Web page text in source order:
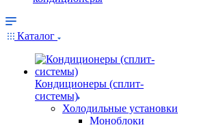
Каталог
Кондиционеры (сплит-
системы)
Холодильные установки
Моноблоки